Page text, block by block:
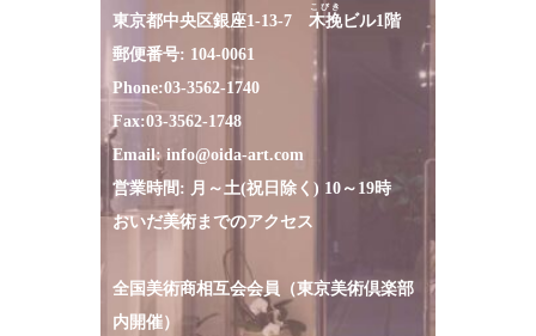
東京都中央区銀座1-13-7 木挽
こびき
ビル1階
郵便番号: 104-0061
Phone:03-3562-1740
Fax:03-3562-1748
Email: info@oida-art.com
営業時間: 月～土(祝日除く) 10～19時
おいだ美術までのアクセス
全国美術商相互会会員（東京美術倶楽部
内開催）